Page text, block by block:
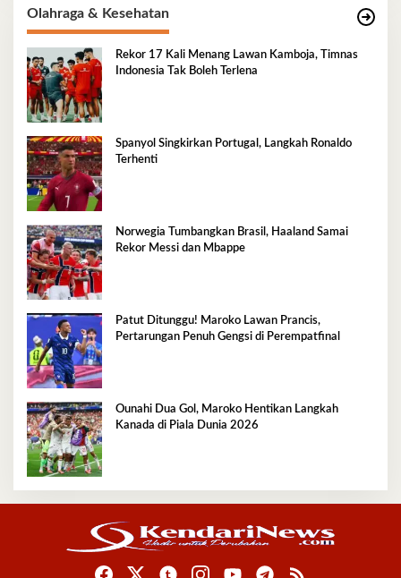
Olahraga & Kesehatan
Rekor 17 Kali Menang Lawan Kamboja, Timnas
Indonesia Tak Boleh Terlena
Spanyol Singkirkan Portugal, Langkah Ronaldo
Terhenti
Norwegia Tumbangkan Brasil, Haaland Samai
Rekor Messi dan Mbappe
Patut Ditunggu! Maroko Lawan Prancis,
Pertarungan Penuh Gengsi di Perempatfinal
Ounahi Dua Gol, Maroko Hentikan Langkah
Kanada di Piala Dunia 2026